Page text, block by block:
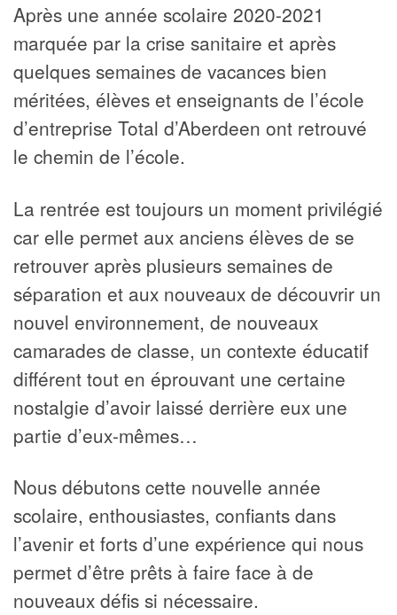
Après une année scolaire 2020-2021
marquée par la crise sanitaire et après
quelques semaines de vacances bien
méritées, élèves et enseignants de l’école
d’entreprise Total d’Aberdeen ont retrouvé
le chemin de l’école.
La rentrée est toujours un moment privilégié
car elle permet aux anciens élèves de se
retrouver après plusieurs semaines de
séparation et aux nouveaux de découvrir un
nouvel environnement, de nouveaux
camarades de classe, un contexte éducatif
différent tout en éprouvant une certaine
nostalgie d’avoir laissé derrière eux une
partie d’eux-mêmes…
Nous débutons cette nouvelle année
scolaire, enthousiastes, confiants dans
l’avenir et forts d’une expérience qui nous
permet d’être prêts à faire face à de
nouveaux défis si nécessaire.